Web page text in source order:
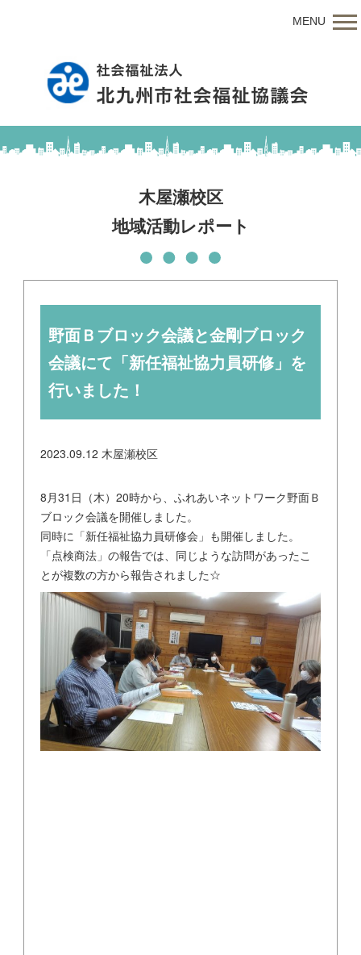
MENU
木屋瀬校区
地域活動レポート
野面Ｂブロック会議と金剛ブロック
会議にて「新任福祉協力員研修」を
行いました！
2023.09.12 木屋瀬校区
8月31日（木）20時から、ふれあいネットワーク野面Ｂ
ブロック会議を開催しました。
同時に「新任福祉協力員研修会」も開催しました。
「点検商法」の報告では、同じような訪問があったこ
とが複数の方から報告されました☆